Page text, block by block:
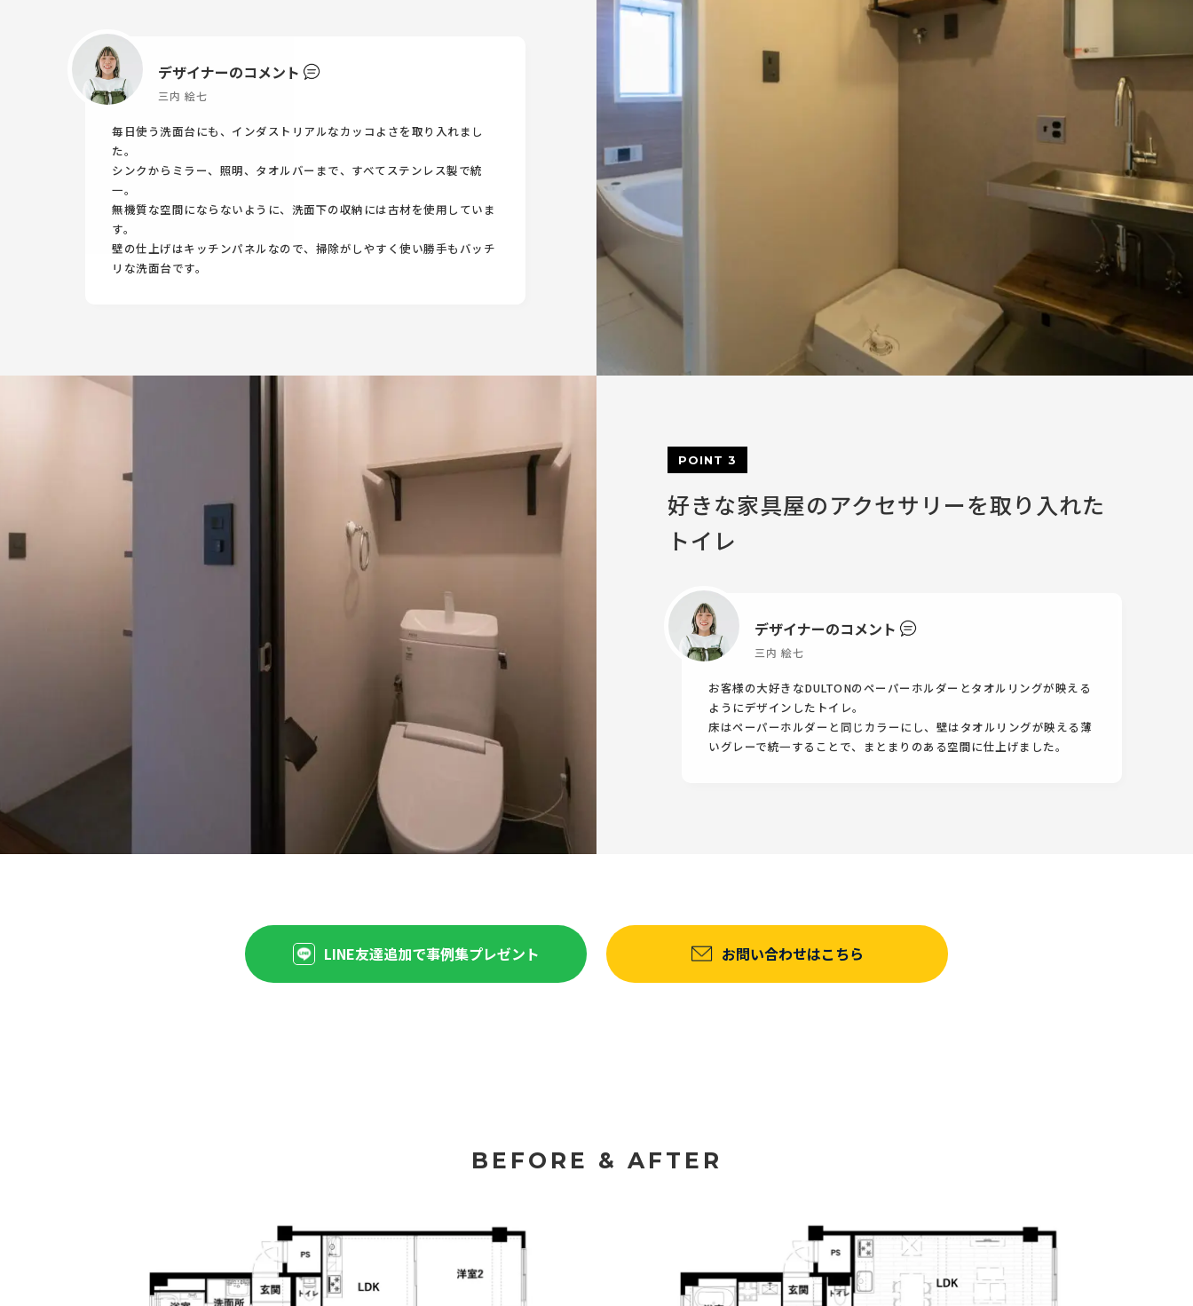
デザイナーのコメント
三内 絵七
毎日使う洗面台にも、インダストリアルなカッコよさを取り入れまし
た。
シンクからミラー、照明、タオルバーまで、すべてステンレス製で統
一。
無機質な空間にならないように、洗面下の収納には古材を使用していま
す。
壁の仕上げはキッチンパネルなので、掃除がしやすく使い勝手もバッチ
リな洗面台です。
POINT 3
好きな家具屋のアクセサリーを取り入れた
トイレ
デザイナーのコメント
三内 絵七
お客様の大好きなDULTONのペーパーホルダーとタオルリングが映える
ようにデザインしたトイレ。
床はペーパーホルダーと同じカラーにし、壁はタオルリングが映える薄
いグレーで統一することで、まとまりのある空間に仕上げました。
LINE友達追加で事例集プレゼント お問い合わせはこちら
BEFORE & AFTER